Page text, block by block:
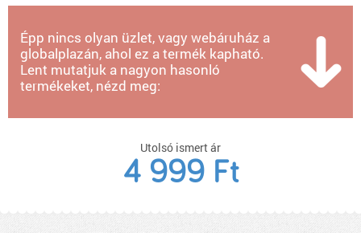
Épp nincs olyan üzlet, vagy webáruház a
globalplazán, ahol ez a termék kapható.
Lent mutatjuk a nagyon hasonló
termékeket, nézd meg:
Utolsó ismert ár
4 999 Ft